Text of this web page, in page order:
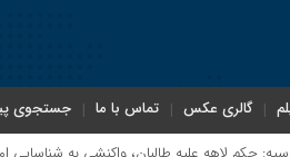
گالری عکس تماس با ما جستجوی